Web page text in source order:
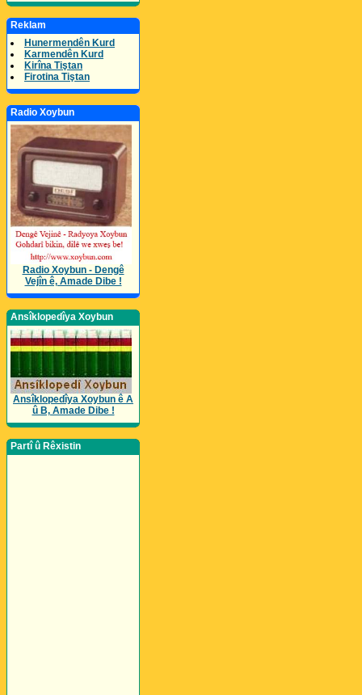
Reklam
Hunermendên Kurd
Karmendên Kurd
Kirîna Tiştan
Firotina Tiştan
Radio Xoybun
Radio Xoybun - Dengê
Vejîn ê, Amade Dibe !
Ansîklopedîya Xoybun
Ansîklopedîya Xoybun ê A
û B, Amade Dibe !
Partî û Rêxistin